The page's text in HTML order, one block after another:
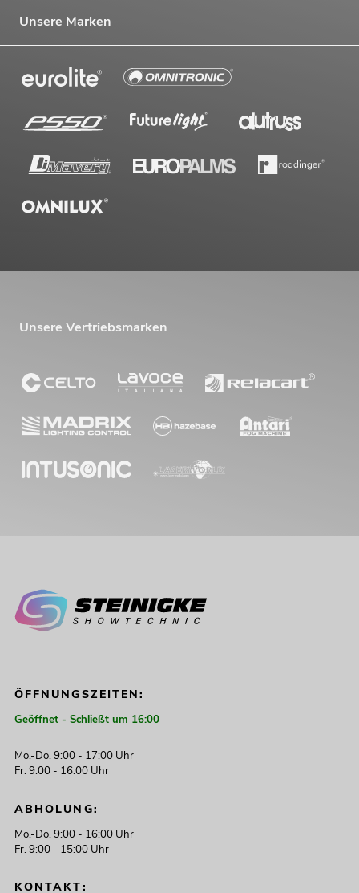
Unsere Marken
Unsere Vertriebsmarken
ÖFFNUNGSZEITEN:
Geöffnet - Schließt um 16:00
Mo.-Do. 9:00 - 17:00 Uhr
Fr. 9:00 - 16:00 Uhr
ABHOLUNG:
Mo.-Do. 9:00 - 16:00 Uhr
Fr. 9:00 - 15:00 Uhr
KONTAKT: